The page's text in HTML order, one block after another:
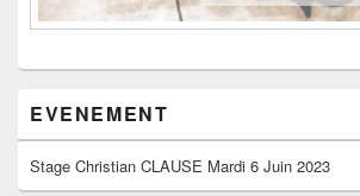
EVENEMENT
Stage Christian CLAUSE Mardi 6 Juin 2023